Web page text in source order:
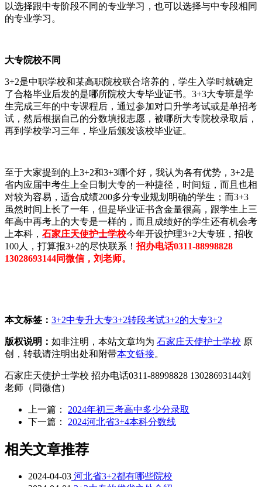
以选择跟中专阶段不同的专业学习，也可以选择与中专段相同
的专业学习。
大专院校不同
3+2是中职学校和某高职院校联合培养的，学生入学时就确定
了合格毕业后发的是哪所院校大专毕业证书。3+3大专班是学
生完成三年的中专课程后，通过参加对口升学考试或是单招考
试，然后根据自己的分数填报志愿，被哪所大专院校录取后，
再到学校学习三年，毕业后颁发该校毕业证。
至于大家提到的上3+2和3+3哪个好，我认为各有优势，3+2是
省内应届中考生上全日制大专的一种捷径，时间短，而且也相
对较为容易，适合成绩200多分专业规划明确的学生；而3+3
虽然时间上长了一年，但是毕业证书含金量很高，跟学生上三
年高中再考上的大专是一样的，而且成绩好的学生还有机会考
上本科， 石家庄天使护士学校今年开设护理3+2大专班，招收
100人，打算报3+2的尽快联系！ 招办电话0311-88998828
13028693144同微信，刘老师。
本文标签： 3+2中专升大专3+2转段考试3+2的大专3+2
版权说明： 如非注明，本站文章均为 石家庄天使护士学校 原
创，转载请注明出处和附带本文链接。
石家庄天使护士学校 招办电话0311-88998828 13028693144刘
老师（同微信）
上一篇： 2024年初三考高中多少分录取
下一篇： 2024河北省3+4本科分数线
相关文章推荐
2024-04-03 河北省3+2都有哪些院校